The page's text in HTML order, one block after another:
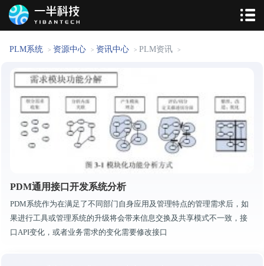
PLM系统 > 资源中心 > 资讯中心 > PLM资讯 >
PDM通用接口开发系统分析
PDM系统作为在满足了不同部门自身应用及管理特点的管理需求后，如
果进行工具或管理系统的升级将会带来信息交换及共享模式不一致，接
口API变化，或者业务需求的变化需要修改接口